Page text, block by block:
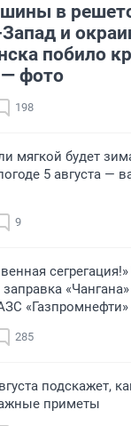
в
и
побило
фото
198
мягкой будет
5 августа —
9
«Газпромнефти»
285
подскажет,
приметы